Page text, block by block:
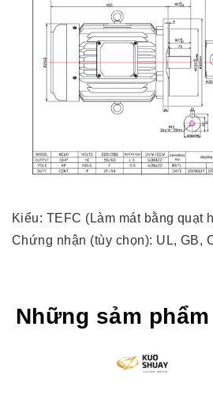
Kiểu: TEFC (Làm mát bằng quạt
Chứng nhận (tùy chọn): UL, GB,
Những sảm